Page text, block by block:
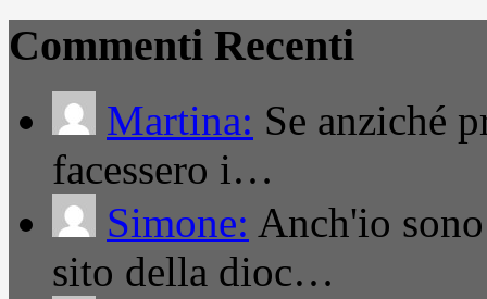
Commenti Recenti
Martina: Se anziché
facessero i…
Simone: Anch'io
sito della dioc…